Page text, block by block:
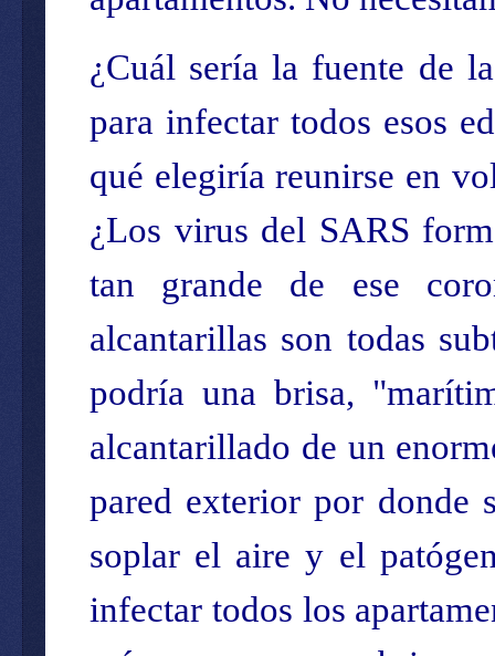
¿Cuál sería la fuente de
para infectar todos esos
qué elegiría reunirse en
¿Los virus del SARS
tan grande de ese
alcantarillas son todas
podría una brisa,
alcantarillado de un
pared exterior por donde
soplar el aire y el
infectar todos los